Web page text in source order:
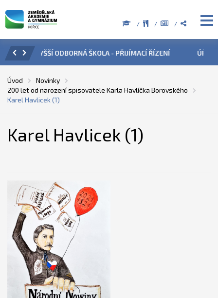
ÚŘEDNÍ HODINY V OBDOBÍ LETNÍCH PRÁZDNIN
Úvod
Novinky
200 let od narození spisovatele Karla Havlíčka Borovského
Karel Havlicek (1)
Karel Havlicek (1)